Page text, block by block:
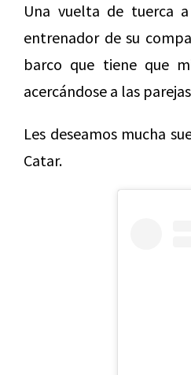
Una vuelta de tuerca
entrenador de su
barco que tiene que
acercándose a las
Les deseamos mucha
Catar.